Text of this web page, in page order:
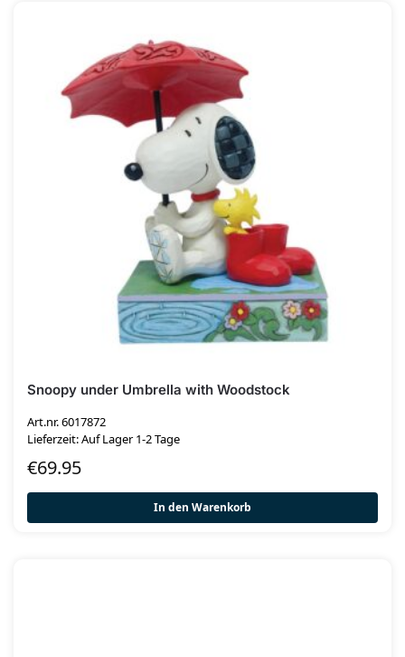
Snoopy under Umbrella with Woodstock
Art.nr. 6017872
Lieferzeit: Auf Lager 1-2 Tage
€69.95
In den Warenkorb